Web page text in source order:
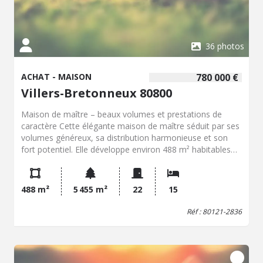
36 photos
780 000 €
ACHAT - MAISON
Villers-Bretonneux 80800
Maison de maître – beaux volumes et prestations de
caractère Cette élégante maison de maître séduit par ses
volumes généreux, sa distribution harmonieuse et son
fort potentiel. Elle développe environ 488 m² habitables
offrant de nombreuses possibilités d'aménagement pour
une grande maison familiale, une activité professionnelle
ou un projet de maison d'hôtes. Rez-de-chaussée Un
vaste hall d'entrée ouvre sur de nombreuses pièces de
bibliothèque • Une salle à manger avec cheminée • Une
cuisine spacieuse avec arrière-cuisine • Un cellier / laverie
488 m² 5 455 m² 22 15
Réf : 80121-2836